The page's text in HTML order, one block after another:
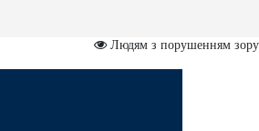
Людям з порушенням зору